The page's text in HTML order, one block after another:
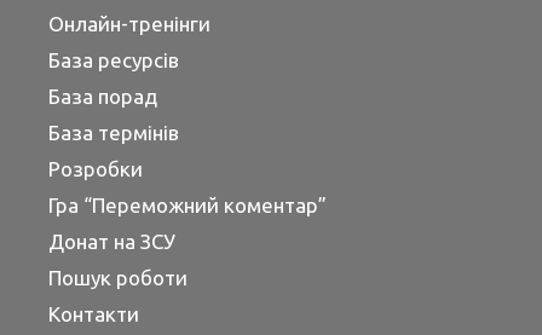
Онлайн-тренінги
База ресурсів
База порад
База термінів
Розробки
Гра “Переможний коментар”
Донат на ЗСУ
Пошук роботи
Контакти